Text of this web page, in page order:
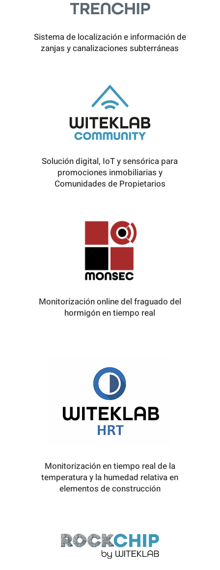
Sistema de localización e información de
zanjas y canalizaciones subterráneas
Solución digital, IoT y sensórica para
promociones inmobiliarias y
Comunidades de Propietarios
Monitorización online del fraguado del
hormigón en tiempo real
Monitorización en tiempo real de la
temperatura y la humedad relativa en
elementos de construcción